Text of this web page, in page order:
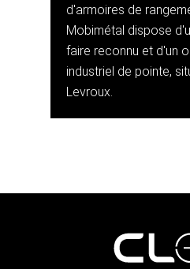
d'armoires de
Mobimétal dispose
faire reconnu et d'un
industriel de pointe,
Levroux.